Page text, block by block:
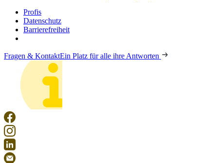
Profis
Datenschutz
Barrierefreiheit
Fragen & KontaktEin Platz für alle ihre Antworten